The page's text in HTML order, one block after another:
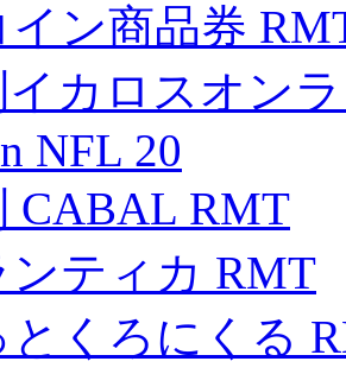
ン商品券
カロスオン
NFL 20
CABAL RMT
ンティカ RMT
とくろにくる